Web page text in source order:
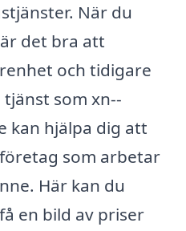
När du
det bra att
och tidigare
som xn--
kan hjälpa dig att
som arbetar
Här kan du
en bild av priser